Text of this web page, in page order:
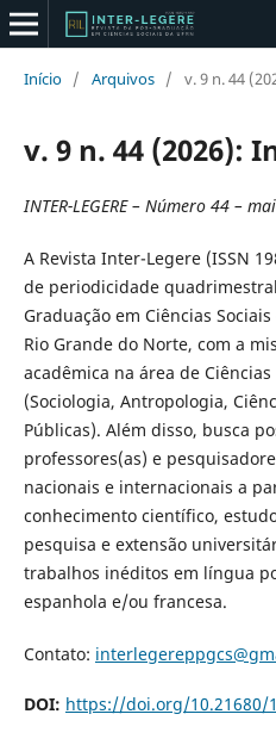
Início / Arquivos / v. 9 n. 44
v. 9 n. 44 (2026):
INTER-LEGERE – Número 44 –
A Revista Inter-Legere (ISSN
de periodicidade
Graduação em Ciências
Rio Grande do Norte, com a
acadêmica na área de
(Sociologia, Antropologia,
Públicas). Além disso, busca
professores(as) e
nacionais e internacionais a
conhecimento científico,
pesquisa e extensão
trabalhos inéditos em língua
espanhola e/ou francesa.
Contato:
DOI: https://doi.org/10.21680/